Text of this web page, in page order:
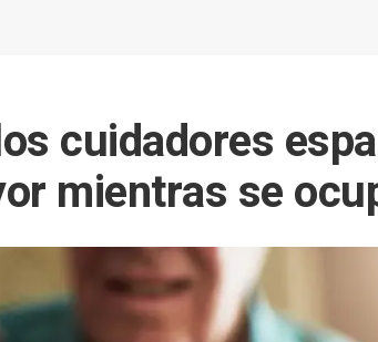
cuidadores
mientras se